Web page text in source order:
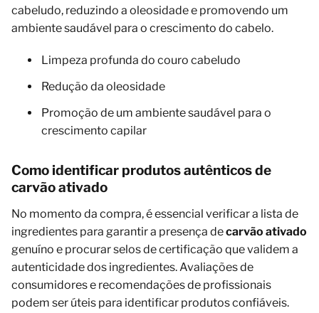
cabeludo, reduzindo a oleosidade e promovendo um
ambiente saudável para o crescimento do cabelo.
Limpeza profunda do couro cabeludo
Redução da oleosidade
Promoção de um ambiente saudável para o
crescimento capilar
Como identificar produtos autênticos de
carvão ativado
No momento da compra, é essencial verificar a lista de
ingredientes para garantir a presença decarvão ativado
genuíno e procurar selos de certificação que validem a
autenticidade dos ingredientes. Avaliações de
consumidores e recomendações de profissionais
podem ser úteis para identificar produtos confiáveis.